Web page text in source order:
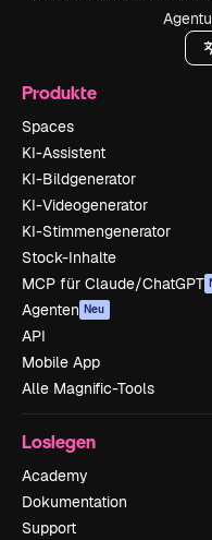
Produkte
Spaces
KI-Assistent
KI-Bildgenerator
KI-Videogenerator
KI-Stimmengenerator
Stock-Inhalte
MCP für Claude/ChatGPT
Agenten Neu
API
Mobile App
Alle Magnific-Tools
Loslegen
Academy
Dokumentation
Support